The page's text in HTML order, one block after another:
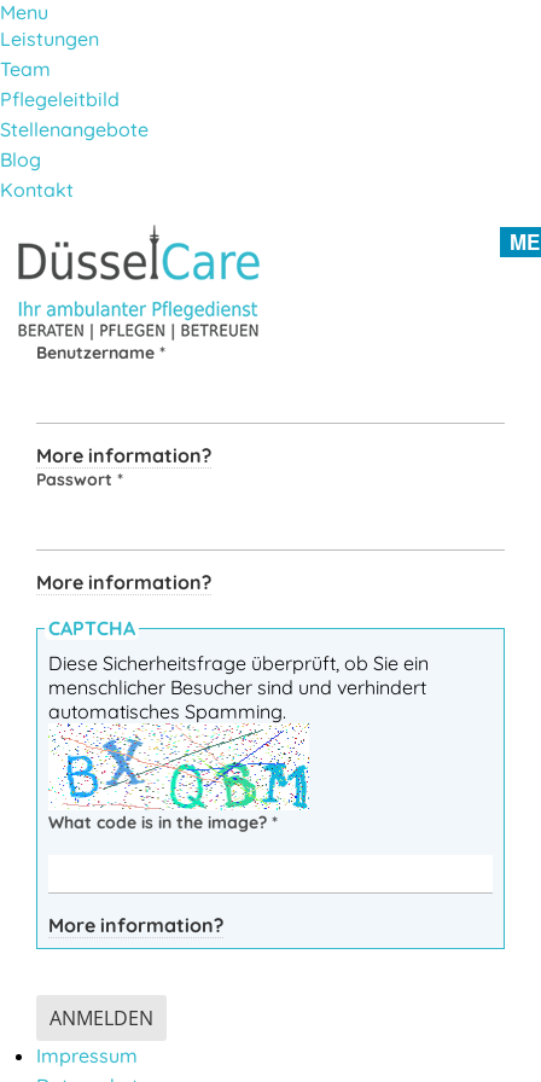
Menu
Leistungen
Team
Pflegeleitbild
Stellenangebote
Blog
Kontakt
Direkt zum Inhalt
Benutzername *
More information?
Passwort *
More information?
CAPTCHA
Diese Sicherheitsfrage überprüft, ob Sie ein
menschlicher Besucher sind und verhindert
automatisches Spamming.
What code is in the image? *
More information?
ANMELDEN
Impressum